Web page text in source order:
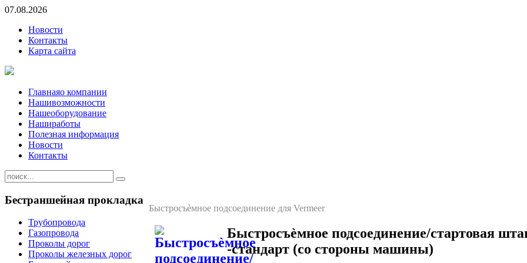
07.08.2026
Новости
Контакты
Карта сайта
Главнаяо компании
Нашивозможности
Нашеоборудование
Нашиработы
Полезная информация
Новости
Контакты
Быстросъѐмное подсоединение для Vermeer
Быстросъѐмное подсоединение/стартовая
-стандарт (со стороны машины)
Бестраншейная прокладка
Трубопровода
Газопровода
Проколы дорог
Проколы железных дорог